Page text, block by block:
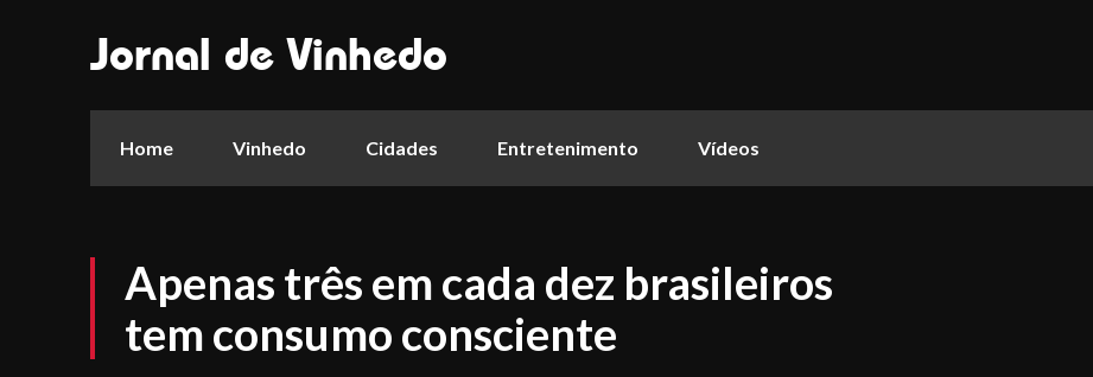
Jornal de Vinhedo
Home Vinhedo Cidades Entretenimento Vídeos
Apenas três em cada dez brasileiros
tem consumo consciente